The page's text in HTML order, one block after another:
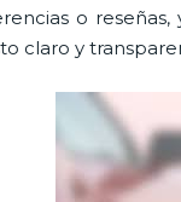
o
claro y